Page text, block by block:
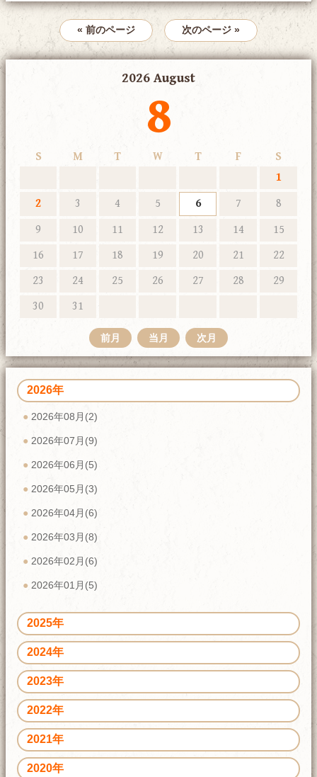
« 前のページ 次のページ »
2026 August
8
S M T W T F
S
1
2
3 4 5 6 7
8
9
10 11 12 13 14
15
16
17 18 19 20 21
22
23
24 25 26 27 28
29
30
31
前月 当月 次月
2026年
2026年08月(2)
2026年07月(9)
2026年06月(5)
2026年05月(3)
2026年04月(6)
2026年03月(8)
2026年02月(6)
2026年01月(5)
2025年
2024年
2023年
2022年
2021年
2020年